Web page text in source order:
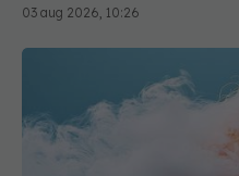
03 aug 2026, 10:26